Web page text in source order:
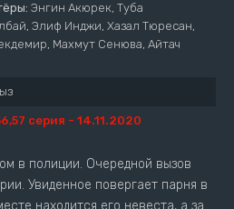
Энгин Акюрек, Туба
Элиф Инджи, Хазал Тюресан,
Махмут Сенюва, Айтач
серия - 14.11.2020
в полиции. Очередной вызов
Увиденное повергает парня в
находится его невеста, а за